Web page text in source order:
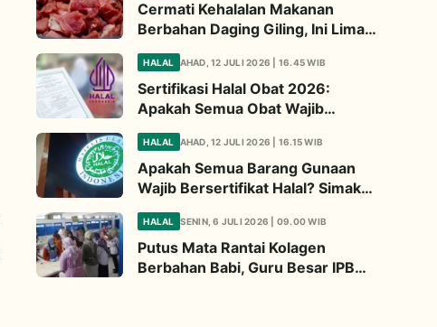
Cermati Kehalalan Makanan
Berbahan Daging Giling, Ini Lima
Diperhatikan
HALAL AHAD, 12 JULI 2026 | 16.45 WIB
Sertifikasi Halal Obat 2026:
Apakah Semua Obat Wajib
Penjelasannya
HALAL AHAD, 12 JULI 2026 | 16.15 WIB
Apakah Semua Barang Gunaan
Wajib Bersertifikat Halal? Simak
HALAL SENIN, 6 JULI 2026 | 09.00 WIB
Putus Mata Rantai Kolagen
Berbahan Babi, Guru Besar IPB